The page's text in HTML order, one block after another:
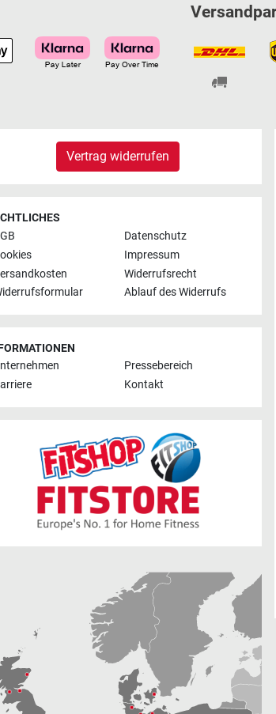
Vertrag widerrufen
Datenschutz
Impressum
Widerrufsrecht
Ablauf des Widerrufs
Pressebereich
Kontakt